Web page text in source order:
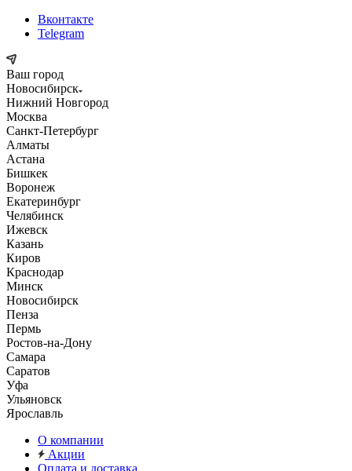
Вконтакте
Telegram
Ваш город
Новосибирск
Нижний Новгород
Москва
Санкт-Петербург
Алматы
Астана
Бишкек
Воронеж
Екатеринбург
Челябинск
Ижевск
Казань
Киров
Краснодар
Минск
Новосибирск
Пенза
Пермь
Ростов-на-Дону
Самара
Саратов
Уфа
Ульяновск
Ярославль
О компании
Акции
Оплата и доставка